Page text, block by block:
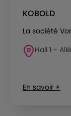
KOBOLD
La société
Hall 1 -
En savoir +